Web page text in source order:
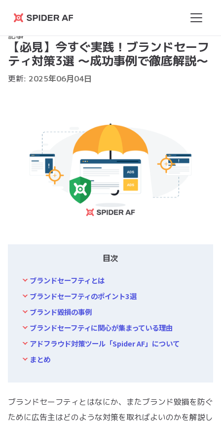
Spider
AF
記事
【必見】今すぐ実践！ブランドセーフ
ティ対策3選 ～成功事例で徹底解説～
更新: 2025年06月04日
目次
ブランドセーフティとは
ブランドセーフティのポイント3選
ブランド毀損の事例
ブランドセーフティに関心が集まっている理由
アドフラウド対策ツール「Spider AF」について
まとめ
ブランドセーフティとはなにか、またブランド毀損を防ぐ
ために広告主はどのような対策を取ればよいのかを解説し